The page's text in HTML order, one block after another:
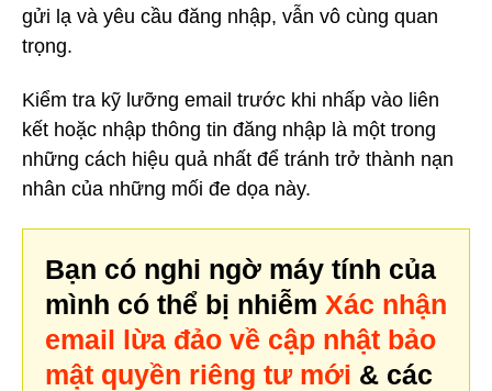
gửi lạ và yêu cầu đăng nhập, vẫn vô cùng quan
trọng.
Kiểm tra kỹ lưỡng email trước khi nhấp vào liên
kết hoặc nhập thông tin đăng nhập là một trong
những cách hiệu quả nhất để tránh trở thành nạn
nhân của những mối đe dọa này.
Bạn có nghi ngờ máy tính của
mình có thể bị nhiễm Xác nhận
email lừa đảo về cập nhật bảo
mật quyền riêng tư mới & các